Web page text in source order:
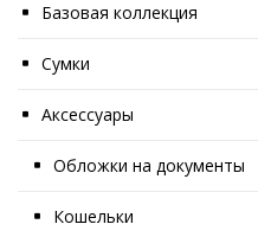
Базовая коллекция
Сумки
Аксессуары
Обложки на документы
Кошельки